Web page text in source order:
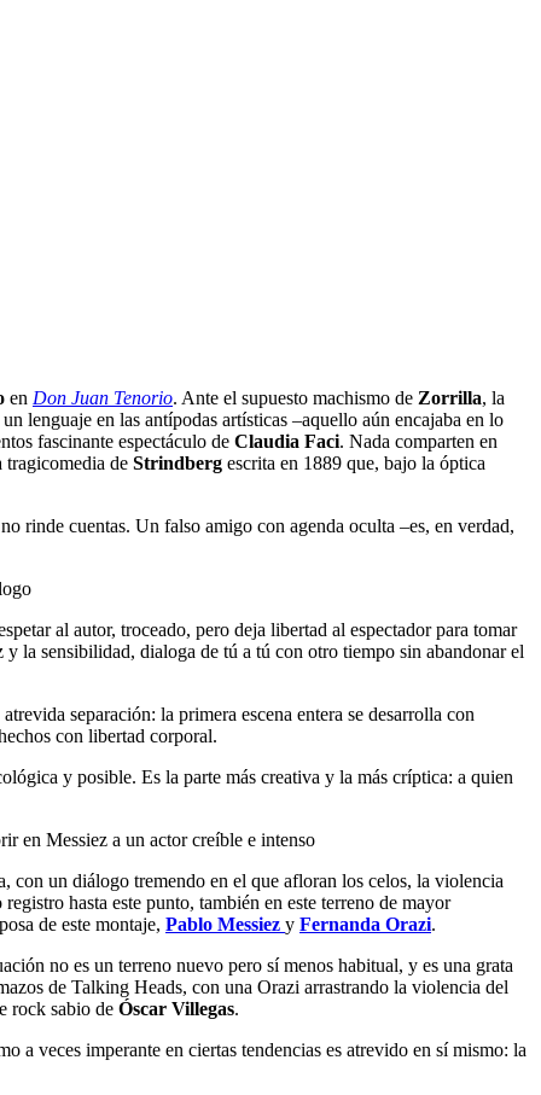
en Don Juan Tenorio. Ante el supuesto machismo de Zorrilla, la
lenguaje en las antípodas artísticas –aquello aún encajaba en lo
fascinante espectáculo de Claudia Faci. Nada comparten en
tragicomedia de Strindberg escrita en 1889 que, bajo la óptica
rinde cuentas. Un falso amigo con agenda oculta –es, en verdad,
al autor, troceado, pero deja libertad al espectador para tomar
la sensibilidad, dialoga de tú a tú con otro tiempo sin abandonar el
separación: la primera escena entera se desarrolla con
con libertad corporal.
y posible. Es la parte más creativa y la más críptica: a quien
en Messiez a un actor creíble e intenso
con un diálogo tremendo en el que afloran los celos, la violencia
hasta este punto, también en este terreno de mayor
de este montaje, Pablo Messiez y Fernanda Orazi.
no es un terreno nuevo pero sí menos habitual, y es una grata
de Talking Heads, con una Orazi arrastrando la violencia del
rock sabio de Óscar Villegas.
a veces imperante en ciertas tendencias es atrevido en sí mismo: la